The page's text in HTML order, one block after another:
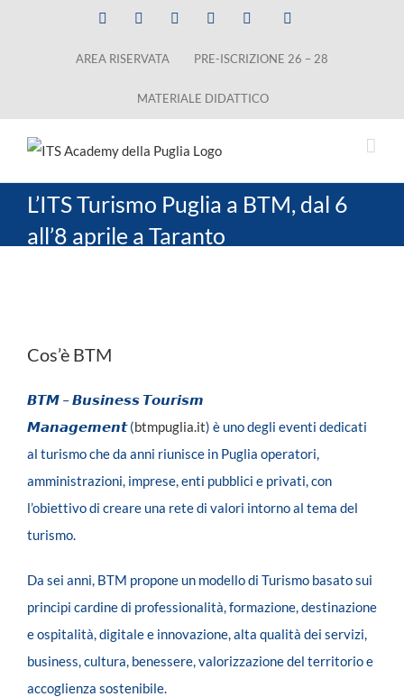
Facebook LinkedInInstagramYouTube
AREA RISERVATA PRE-ISCRIZIONE 26 – 28
MATERIALE DIDATTICO
L’ITS Turismo Puglia a BTM, dal 6
all’8 aprile a Taranto
Cos’è BTM
𝘽𝙏𝙈 –𝘽𝙪𝙨𝙞𝙣𝙚𝙨𝙨 𝙏𝙤𝙪𝙧𝙞𝙨𝙢
𝙈𝙖𝙣𝙖𝙜𝙚𝙢𝙚𝙣𝙩(btmpuglia.it) è uno degli eventi dedicati
al turismo che da anni riunisce in Puglia operatori,
amministrazioni, imprese, enti pubblici e privati, con
l’obiettivo di creare una rete di valori intorno al tema del
turismo.
Da sei anni, BTM propone un modello di Turismo basato sui
principi cardine di professionalità, formazione, destinazione
e ospitalità, digitale e innovazione, alta qualità dei servizi,
business, cultura, benessere, valorizzazione del territorio e
accoglienza sostenibile.